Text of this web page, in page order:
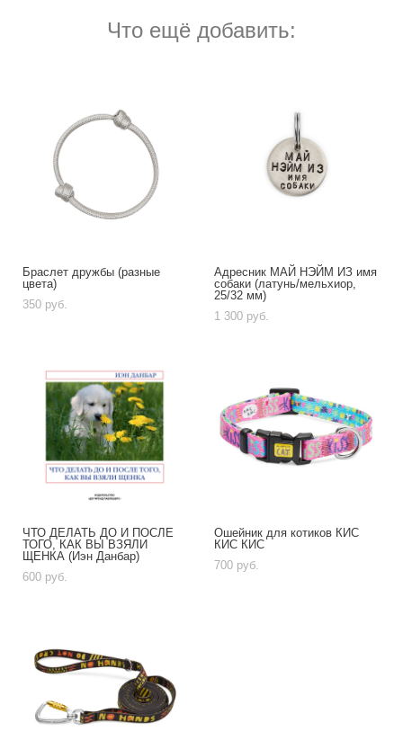
Что ещё добавить:
Браслет дружбы (разные
цвета)
350 pуб.
Адресник МАЙ НЭЙМ ИЗ имя
собаки (латунь/мельхиор,
25/32 мм)
1 300 pуб.
ЧТО ДЕЛАТЬ ДО И ПОСЛЕ
ТОГО, КАК ВЫ ВЗЯЛИ
ЩЕНКА (Иэн Данбар)
600 pуб.
Ошейник для котиков КИС
КИС КИС
700 pуб.